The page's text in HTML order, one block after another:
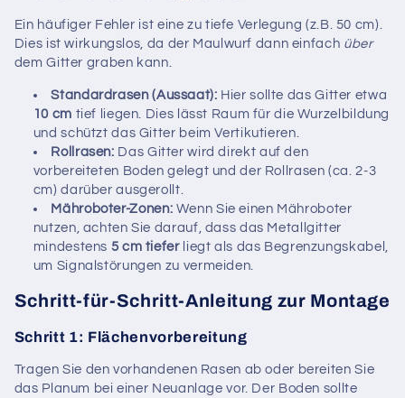
Ein häufiger Fehler ist eine zu tiefe Verlegung (z.B. 50 cm).
Dies ist wirkungslos, da der Maulwurf dann einfach über
dem Gitter graben kann.
Standardrasen (Aussaat): Hier sollte das Gitter etwa
10 cm tief liegen. Dies lässt Raum für die Wurzelbildung
und schützt das Gitter beim Vertikutieren.
Rollrasen: Das Gitter wird direkt auf den
vorbereiteten Boden gelegt und der Rollrasen (ca. 2-3
cm) darüber ausgerollt.
Mähroboter-Zonen: Wenn Sie einen Mähroboter
nutzen, achten Sie darauf, dass das Metallgitter
mindestens 5 cm tieferliegt als das Begrenzungskabel,
um Signalstörungen zu vermeiden.
Schritt-für-Schritt-Anleitung zur Montage
Schritt 1: Flächenvorbereitung
Tragen Sie den vorhandenen Rasen ab oder bereiten Sie
das Planum bei einer Neuanlage vor. Der Boden sollte